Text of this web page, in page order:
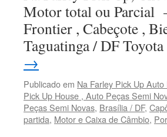
Motor total ou Parcial
Frontier , Cabeçote ,
Taguatinga / DF
→
Publicado em Na Farley Pick Up
Pick Up House , Auto Peças Semi
Peças Semi Novas, Brasília / DF,
partida, Motor e Caixa de Câmbio,